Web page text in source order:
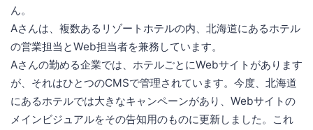
ん。
Aさんは、複数あるリゾートホテルの内、北海道にあるホテル
の営業担当とWeb担当者を兼務しています。
Aさんの勤める企業では、ホテルごとにWebサイトがあります
が、それはひとつのCMSで管理されています。今度、北海道
にあるホテルでは大きなキャンペーンがあり、Webサイトの
メインビジュアルをその告知用のものに更新しました。これ